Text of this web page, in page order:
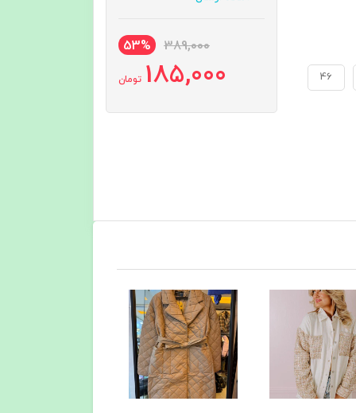
46
389,000
53%
185,000 تومان